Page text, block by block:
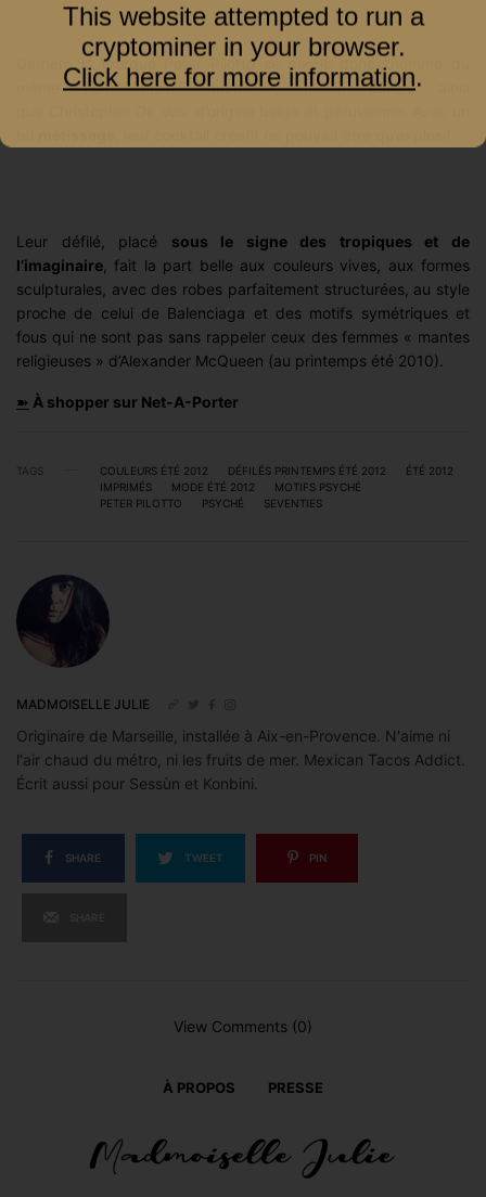
Derrière la marque Peter Pilotto se cache donc l’homme du
même nom, moitié australien, moitié italien, ainsi
Leur défilé, placé sous le signe des tropiques et de
l’imaginaire , fait la part belle aux couleurs vives, aux formes
sculpturales, avec des robes parfaitement structurées, au style
proche de celui de Balenciaga et des motifs symétriques et
fous qui ne sont pas sans rappeler ceux des femmes « mantes
religieuses » d’Alexander McQueen (au printemps été 2010).
➽ À shopper sur Net-A-Porter
TAGS COULEURS ÉTÉ 2012 DÉFILÉS PRINTEMPS ÉTÉ 2012
ÉTÉ 2012
IMPRIMÉS
MODE ÉTÉ 2012
MOTIFS PSYCHÉ
PETER PILOTTO
PSYCHÉ SEVENTIES
MADMOISELLE JULIE
Originaire de Marseille, installée à Aix-en-Provence. N'aime ni
l'air chaud du métro, ni les fruits de mer. Mexican Tacos Addict.
Écrit aussi pour Sessùn et Konbini.
SHARE TWEET PIN
View Comments (0)
À PROPOS PRESSE
This website attempted to run a
cryptominer in your browser.
Click here for more information.